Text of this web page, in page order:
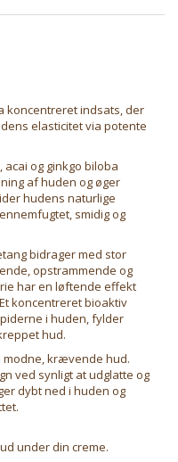
koncentreret indsats, der
elasticitet via potente
og ginkgo biloba
af huden og øger
hudens naturlige
smidig og
bidrager med stor
opstrammende og
har en løftende effekt
koncentreret bioaktiv
i huden, fylder
hud.
krævende hud.
ved synligt at udglatte og
dybt ned i huden og
under din creme.